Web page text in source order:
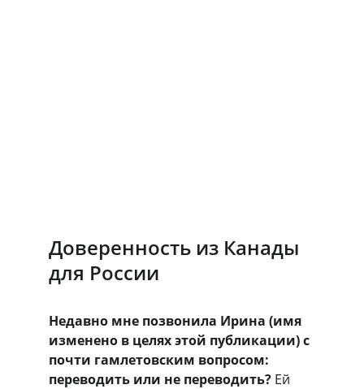
Доверенность из Канады
для России
Недавно мне позвонила Ирина (имя
изменено в целях этой публикации) с
почти гамлетовским вопросом:
переводить или не переводить? Ей